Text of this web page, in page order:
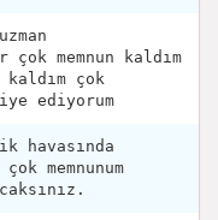
memnun kaldım
çok
ediyorum
havasında
memnunum